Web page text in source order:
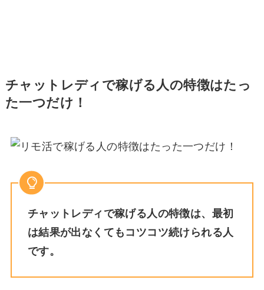
チャットレディで稼げる人の特徴はたっ
た一つだけ！
チャットレディで稼げる人の特徴は、最初
は結果が出なくてもコツコツ続けられる人
です。